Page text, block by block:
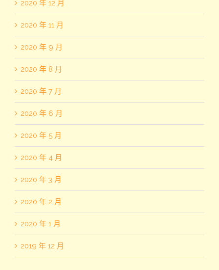
2020 年 12 月
2020 年 11 月
2020 年 9 月
2020 年 8 月
2020 年 7 月
2020 年 6 月
2020 年 5 月
2020 年 4 月
2020 年 3 月
2020 年 2 月
2020 年 1 月
2019 年 12 月